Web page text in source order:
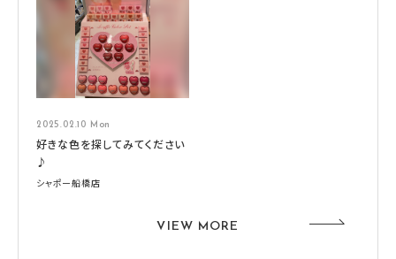
2025.02.10 Mon
好きな色を探してみてください
♪
シャポー船橋店
VIEW MORE